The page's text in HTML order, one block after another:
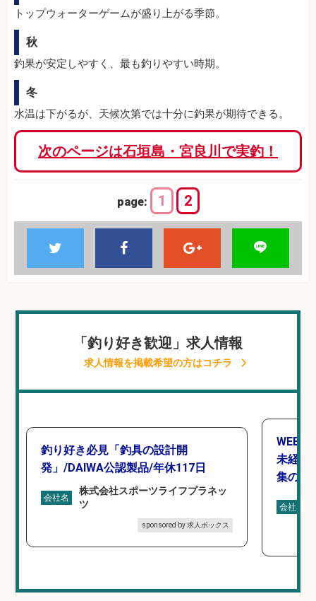
トップウォーターゲームが盛り上がる季節。
秋
釣果が安定しやすく、最も釣りやすい時期。
冬
水温は下がるが、天候次第では十分に釣果が期待できる。
次のページは石垣島・宮良川で実釣！
page: 1 2
「釣り好き歓迎」求人情報
求人情報を掲載希望の方はコチラ
釣り好き必見「釣具の設計開
発」/DAIWA公認製品/年休117日
会社名
株式会社スポーツライフプラネッ
ツ
sponsored by 求人ボックス
WEBデ
未経験
集のお
会社名